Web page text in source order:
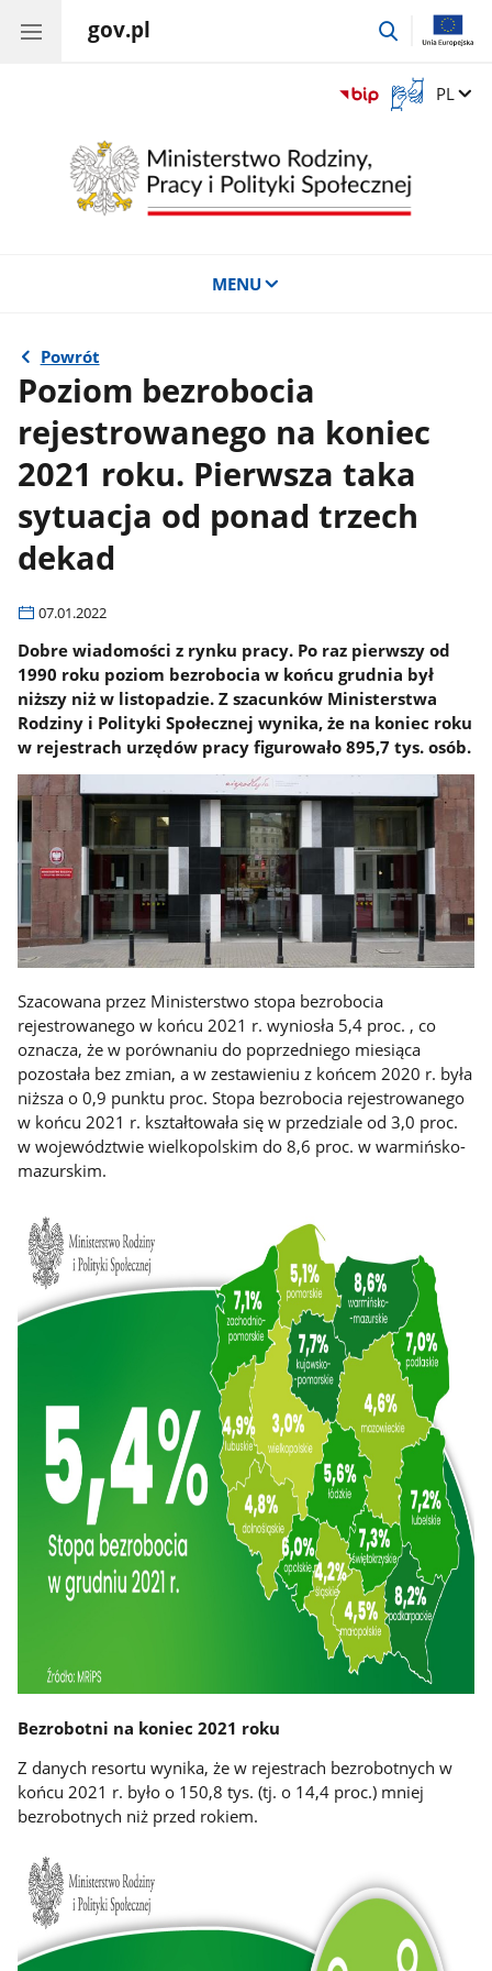
gov.pl
przejdź
Otwórz
okno
języka
migowego
Zmień
PL
MENU
Powrót
Poziom bezrobocia
rejestrowanego na koniec
2021 roku. Pierwsza taka
sytuacja od ponad trzech
dekad
07.01.2022
Dobre wiadomości z rynku pracy. Po raz pierwszy od
1990 roku poziom bezrobocia w końcu grudnia był
niższy niż w listopadzie. Z szacunków Ministerstwa
Rodziny i Polityki Społecznej wynika, że na koniec roku
w rejestrach urzędów pracy figurowało 895,7 tys. osób.
Szacowana przez Ministerstwo stopa bezrobocia
rejestrowanego w końcu 2021 r. wyniosła 5,4 proc. , co
oznacza, że w porównaniu do poprzedniego miesiąca
pozostała bez zmian, a w zestawieniu z końcem 2020 r. była
niższa o 0,9 punktu proc. Stopa bezrobocia rejestrowanego
w końcu 2021 r. kształtowała się w przedziale od 3,0 proc.
w województwie wielkopolskim do 8,6 proc. w warmińsko-
mazurskim.
Bezrobotni na koniec 2021 roku
Z danych resortu wynika, że w rejestrach bezrobotnych w
końcu 2021 r. było o 150,8 tys. (tj. o 14,4 proc.) mniej
bezrobotnych niż przed rokiem.